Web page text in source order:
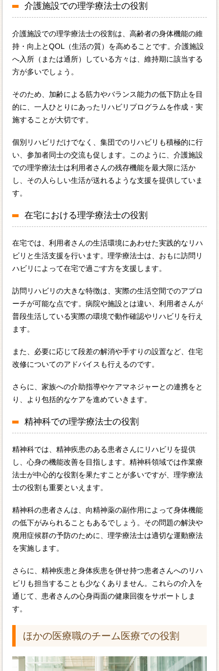
介護施設での理学療法士の役割
介護施設での理学療法士の役割は、高齢者の身体機能の維
持・向上とQOL（生活の質）を高めることです。介護施設
へ入所（または通所）している方々は、維持期に該当する
方が多いでしょう。
そのため、加齢による筋力やバランス能力の低下防止を目
的に、一人ひとりにあったリハビリプログラムを作成・実
施することが大切です。
個別リハビリだけでなく、集団でのリハビリも積極的に行
い、参加者同士の交流も促します。このように、介護施設
での理学療法士は利用者さんの残存機能を最大限に活か
し、その人らしい生活が送れるような支援を提供していま
す。
在宅における理学療法士の役割
在宅では、利用者さんの生活環境にあわせた実践的なリハ
ビリと生活支援を行います。理学療法士は、おもに訪問リ
ハビリによって在宅で過ごす方を支援します。
訪問リハビリの大きな特徴は、実際の生活空間でのアプロ
ーチが可能な点です。病院や施設とは違い、利用者さんが
普段生活している実際の環境で動作確認やリハビリを行え
ます。
また、必要に応じて段差の解消や手すりの設置など、住宅
改修についてのアドバイスも行えるのです。
さらに、家族への介助指導やケアマネジャーとの連携をと
り、より包括的なケアを進めていきます。
精神科での理学療法士の役割
精神科では、精神疾患のある患者さんにリハビリを提供
し、心身の機能改善を目指します。精神科領域では作業療
法士が中心的な役割を果たすことが多いですが、理学療法
士の役割も重要といえます。
精神科の患者さんは、向精神薬の副作用によって身体機能
の低下がみられることもあるでしょう。その問題の解決や
廃用症候群の予防のために、理学療法士は適切な運動療法
を実施します。
さらに、精神疾患と身体疾患を併せ持つ患者さんへのリハ
ビリも担当することも少なくありません。これらの介入を
通じて、患者さんの心身両面の健康回復をサポートしま
す。
ほかの医療職のチーム医療での役割